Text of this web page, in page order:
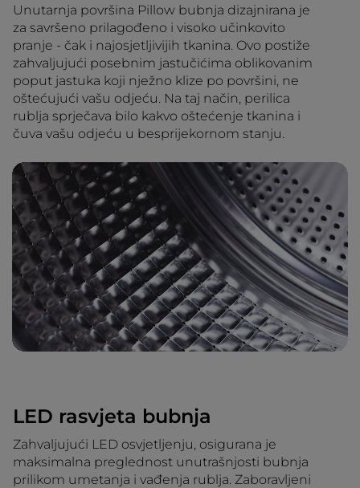
Unutarnja površina Pillow bubnja dizajnirana je
za savršeno prilagođeno i visoko učinkovito
pranje - čak i najosjetljivijih tkanina. Ovo postiže
zahvaljujući posebnim jastučićima oblikovanim
poput jastuka koji nježno klize po površini, ne
oštećujući vašu odjeću. Na taj način, perilica
rublja sprječava bilo kakvo oštećenje tkanina i
čuva vašu odjeću u besprijekornom stanju.
LED rasvjeta bubnja
Zahvaljujući LED osvjetljenju, osigurana je
maksimalna preglednost unutrašnjosti bubnja
prilikom umetanja i vađenja rublja. Zaboravljeni